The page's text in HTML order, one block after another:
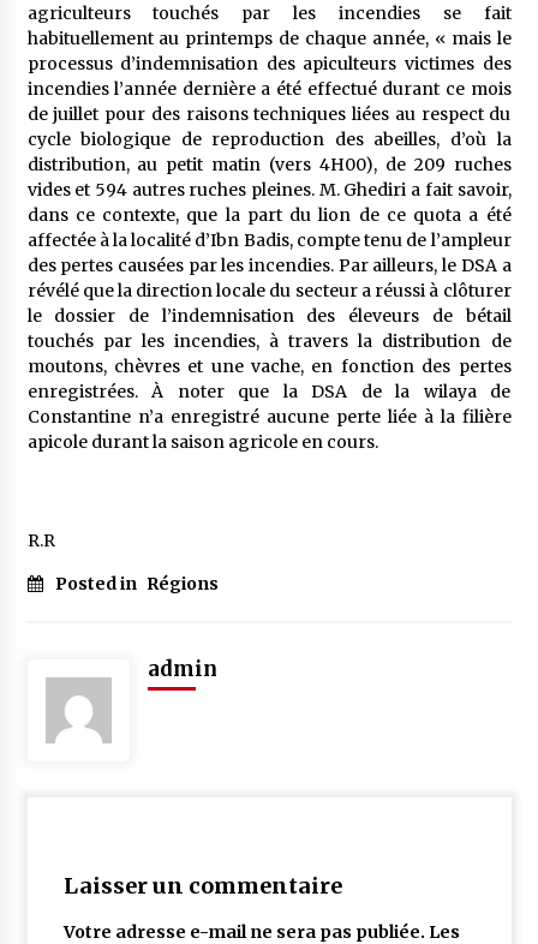
agriculteurs touchés par les incendies se fait
habituellement au printemps de chaque année, « mais le
processus d’indemnisation des apiculteurs victimes des
incendies l’année dernière a été effectué durant ce mois
de juillet pour des raisons techniques liées au respect du
cycle biologique de reproduction des abeilles, d’où la
distribution, au petit matin (vers 4H00), de 209 ruches
vides et 594 autres ruches pleines. M. Ghediri a fait savoir,
dans ce contexte, que la part du lion de ce quota a été
affectée à la localité d’Ibn Badis, compte tenu de l’ampleur
des pertes causées par les incendies. Par ailleurs, le DSA a
révélé que la direction locale du secteur a réussi à clôturer
le dossier de l’indemnisation des éleveurs de bétail
touchés par les incendies, à travers la distribution de
moutons, chèvres et une vache, en fonction des pertes
enregistrées. À noter que la DSA de la wilaya de
Constantine n’a enregistré aucune perte liée à la filière
apicole durant la saison agricole en cours.
R.R
Posted in Régions
admin
Laisser un commentaire
Votre adresse e-mail ne sera pas publiée. Les